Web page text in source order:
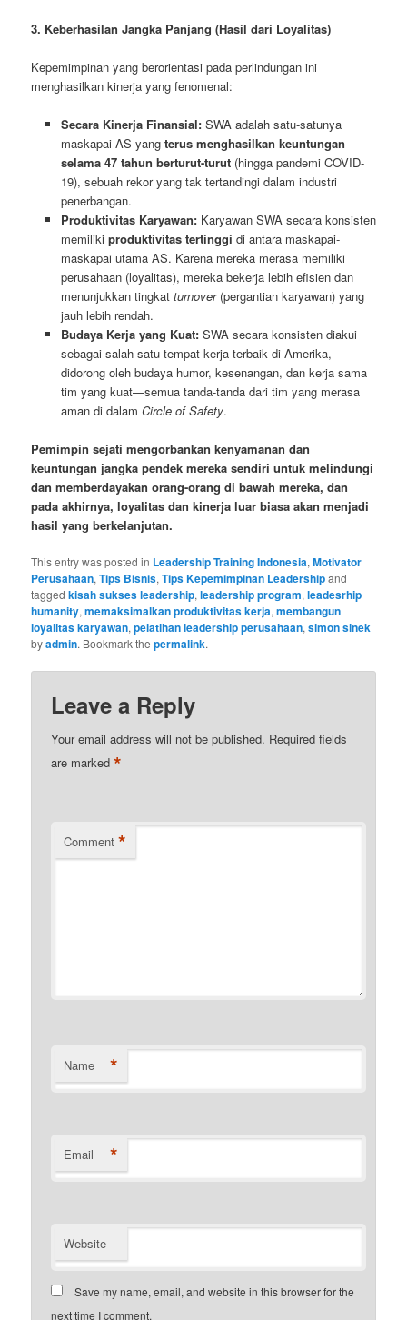
3. Keberhasilan Jangka Panjang (Hasil dari Loyalitas)
Kepemimpinan yang berorientasi pada perlindungan ini
menghasilkan kinerja yang fenomenal:
Secara Kinerja Finansial:SWA adalah satu-satunya
maskapai AS yang terus menghasilkan keuntungan
selama 47 tahun berturut-turut(hingga pandemi COVID-
19), sebuah rekor yang tak tertandingi dalam industri
penerbangan.
Produktivitas Karyawan:Karyawan SWA secara konsisten
memiliki produktivitas tertinggi di antara maskapai-
maskapai utama AS. Karena mereka merasa memiliki
perusahaan (loyalitas), mereka bekerja lebih efisien dan
menunjukkan tingkat turnover(pergantian karyawan) yang
jauh lebih rendah.
Budaya Kerja yang Kuat:SWA secara konsisten diakui
sebagai salah satu tempat kerja terbaik di Amerika,
didorong oleh budaya humor, kesenangan, dan kerja sama
tim yang kuat—semua tanda-tanda dari tim yang merasa
aman di dalam Circle of Safety.
Pemimpin sejati mengorbankan kenyamanan dan
keuntungan jangka pendek mereka sendiri untuk melindungi
dan memberdayakan orang-orang di bawah mereka, dan
pada akhirnya, loyalitas dan kinerja luar biasa akan menjadi
hasil yang berkelanjutan.
This entry was posted in Leadership Training Indonesia,Motivator
Perusahaan,Tips Bisnis,Tips Kepemimpinan Leadershipand
taggedkisah sukses leadership,leadership program,leadesrhip
humanity,memaksimalkan produktivitas kerja,membangun
loyalitas karyawan,pelatihan leadership perusahaan,simon sinek
byadmin. Bookmark thepermalink.
Leave a Reply
Your email address will not be published. Required fields
are marked*
Comment *
Name *
Email *
Website
Save my name, email, and website in this browser for the
next time I comment.